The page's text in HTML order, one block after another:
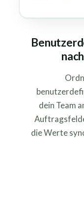
dein Team
die Werte